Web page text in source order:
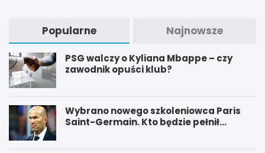
Popularne Najnowsze
PSG walczy o Kyliana Mbappe – czy
zawodnik opuści klub?
Wybrano nowego szkoleniowca Paris
Saint-Germain. Kto będzie pełnił